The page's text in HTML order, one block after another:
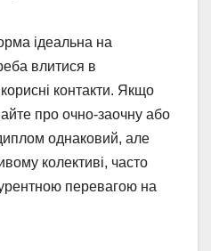
ідеальна на
влитися в
контакти. Якщо
про очно-заочну або
однаковий, але
колективі, часто
перевагою на